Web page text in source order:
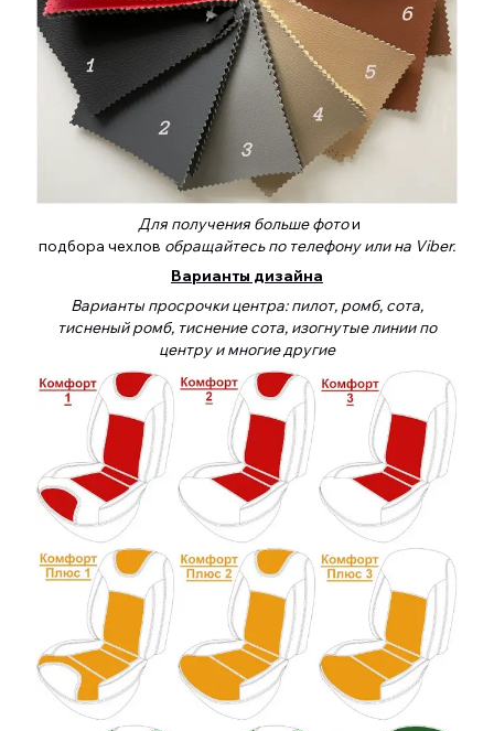
Для получения больше фотои
подбора чехлов обращайтесь по телефону или на Viber.
Варианты дизайна
Варианты просрочки центра: пилот, ромб, сота,
тисненый ромб, тиснение сота, изогнутые линии по
центру и многие другие